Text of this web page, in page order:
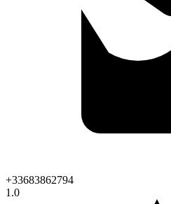
+33683862794
1.0